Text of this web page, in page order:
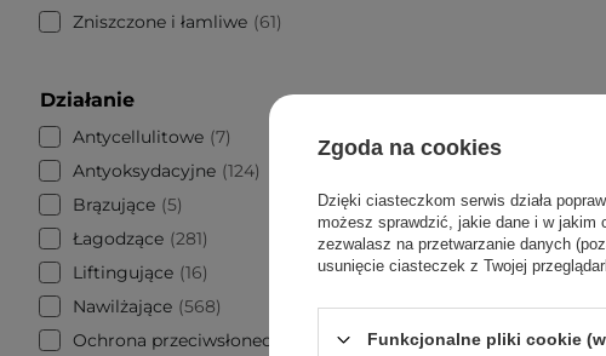
Zniszczone i łamliwe
61
Działanie
Antycellulitowe 7
Antyoksydacyjne 124
Brązujące 5
Łagodzące 281
Liftingujące 16
Nawilżające 568
Ochrona przeciwsłoneczna
Zgoda na cookies
Dzięki ciasteczkom serwis działa
możesz sprawdzić, jakie dane i w jakim
zezwalasz na przetwarzanie danych
usunięcie ciasteczek z Twojej
Funkcjonalne pliki cookie